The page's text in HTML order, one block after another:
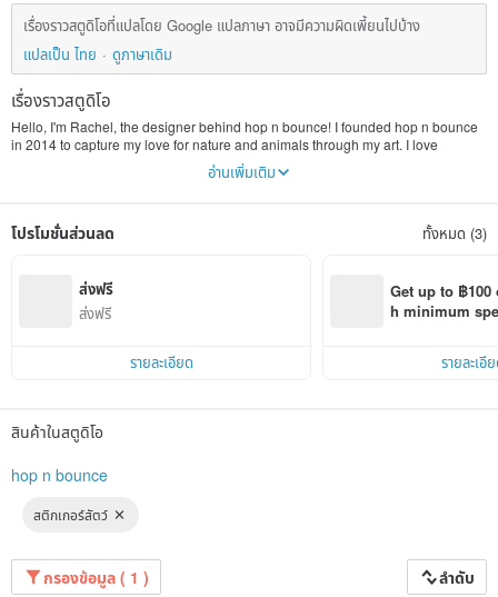
เรื่องราวสตูดิโอที่แปลโดย Google แปลภาษา อาจมีความผิดเพี้ยนไปบ้าง
แปลเป็น ไทย
ดูภาษาเดิม
เรื่องราวสตูดิโอ
Hello, I'm Rachel, the designer behind hop n bounce! I founded hop n bounce
in 2014 to capture my love for nature and animals through my art. I love
capturing the adorable and healing beauty of our furry friends.
Hop n Bounce's design philosophy is "nature's beauty, furry souls, the artist's
and fun to your life.
อ่านเพิ่มเติม
โปรโมชั่นส่วนลด ทั้งหมด (3)
ส่งฟรี
ส่งฟรี
รายละเอียด
Get up to ฿
h minimum
รายละเอี
สินค้าในสตูดิโอ
hop n bounce
สติกเกอร์สัตว์
กรองข้อมูล ( 1 ) ลำดับ